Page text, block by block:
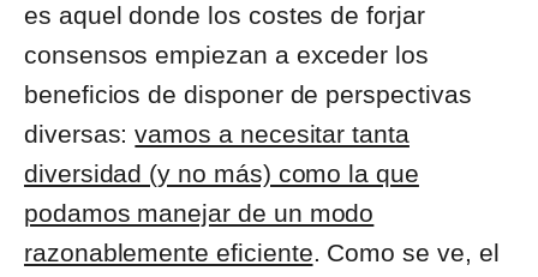
es aquel donde los costes de forjar
consensos empiezan a exceder los
beneficios de disponer de perspectivas
diversas:vamos a necesitar tanta
diversidad (y no más) como la que
podamos manejar de un modo
razonablemente eficiente. Como se ve, el